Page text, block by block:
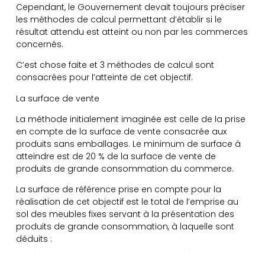
Cependant, le Gouvernement devait toujours préciser
les méthodes de calcul permettant d’établir si le
résultat attendu est atteint ou non par les commerces
concernés.
C’est chose faite et 3 méthodes de calcul sont
consacrées pour l’atteinte de cet objectif.
La surface de vente
La méthode initialement imaginée est celle de la prise
en compte de la surface de vente consacrée aux
produits sans emballages. Le minimum de surface à
atteindre est de 20 % de la surface de vente de
produits de grande consommation du commerce.
La surface de référence prise en compte pour la
réalisation de cet objectif est le total de l’emprise au
sol des meubles fixes servant à la présentation des
produits de grande consommation, à laquelle sont
déduits :